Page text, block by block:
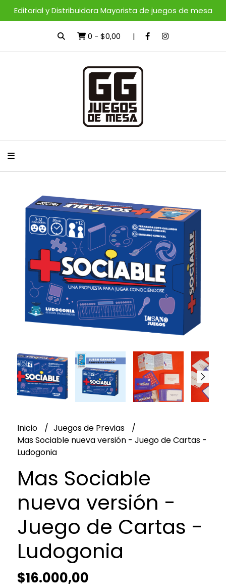
Editorial y Distribuidora Mayorista de juegos de mesa
0 - $0,00
Inicio
Juegos de Previas
Mas Sociable nueva versión - Juego de Cartas -
Ludogonia
Mas Sociable
nueva versión -
Juego de Cartas -
Ludogonia
$16.000,00